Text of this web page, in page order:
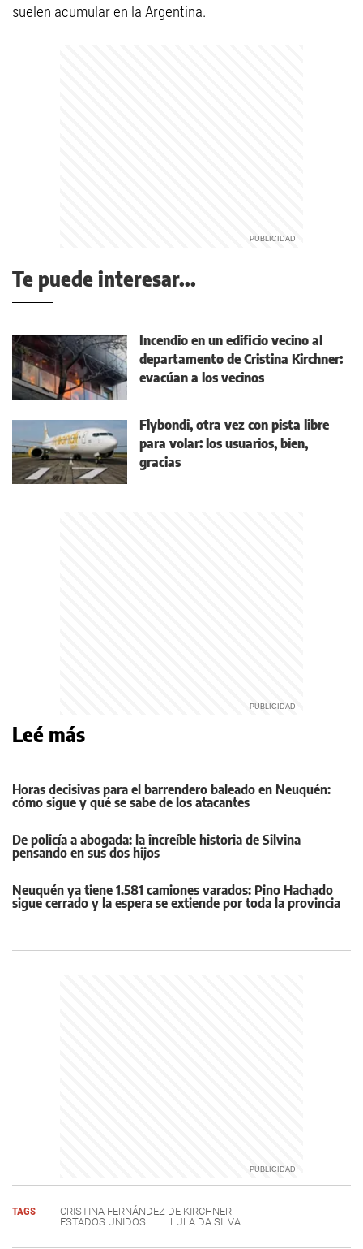
suelen acumular en la Argentina.
Te puede interesar...
Incendio en un edificio vecino al
departamento de Cristina Kirchner:
evacúan a los vecinos
Flybondi, otra vez con pista libre
para volar: los usuarios, bien,
gracias
Leé más
Horas decisivas para el barrendero baleado en Neuquén:
cómo sigue y qué se sabe de los atacantes
De policía a abogada: la increíble historia de Silvina
pensando en sus dos hijos
Neuquén ya tiene 1.581 camiones varados: Pino Hachado
sigue cerrado y la espera se extiende por toda la provincia
TAGS
CRISTINA FERNÁNDEZ DE KIRCHNER
ESTADOS UNIDOS
LULA DA SILVA